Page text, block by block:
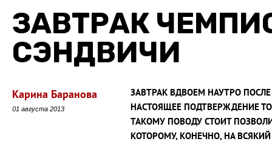
ЗАВТРАК
СЭНДВИЧИ
Карина Баранова
01 августа 2013
ЗАВТРАК ВДВОЕМ НАУТРО
НАСТОЯЩЕЕ ПОДТВЕРЖДЕНИЕ
ТАКОМУ ПОВОДУ СТОИТ
КОТОРОМУ, КОНЕЧНО, НА